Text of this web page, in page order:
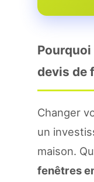
devis de
Changer
un
maison.
fenêtres